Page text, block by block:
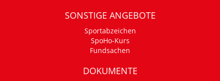
SONSTIGE ANGEBOTE
Sportabzeichen
SpoHo-Kurs
Fundsachen
DOKUMENTE